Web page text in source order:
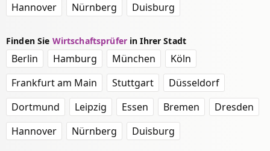
Hannover
Nürnberg Duisburg
Finden Sie Wirtschaftsprüferin Ihrer Stadt
Berlin Hamburg München
Köln
Frankfurt am Main
Stuttgart
Düsseldorf
Dortmund
Leipzig Essen Bremen
Dresden
Hannover
Nürnberg Duisburg